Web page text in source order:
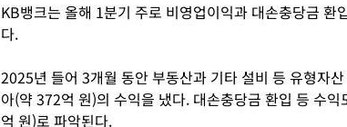
KB뱅크는 올해 1분기 주로 비영업이익과 대손충당금 환
다.
2025년 들어 3개월 동안 부동산과 기타 설비 등 유형자
아(약 372억 원)의 수익을 냈다. 대손충당금 환입 등 수
억 원)로 파악된다.